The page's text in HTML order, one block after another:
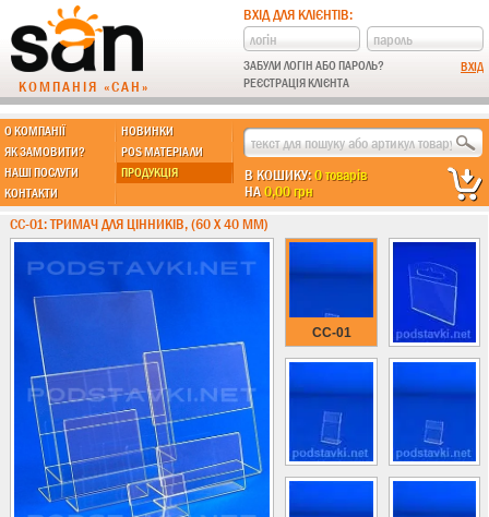
КОМПАНІЯ «САН»
ВХІД ДЛЯ КЛІЄНТІВ:
ЗАБУЛИ ЛОГІН АБО ПАРОЛЬ?
РЕЄСТРАЦІЯ КЛІЄНТА
О КОМПАНІЇ
НОВИНКИ
ЯК ЗАМОВИТИ?
POS МАТЕРІАЛИ
НАШІ ПОСЛУГИ
ПРОДУКЦІЯ
КОНТАКТИ
В КОШИКУ:0 товарів
НА0,00 грн
МЫ ДЕЛАЕМ:
Підставки із пластику
Новинки !!!
Різні підставки
Під поліграфію
Навісні кишені
Менюхолдери
Під мобільні
Під біжутерію
Гірки та подіуми
Під косметику
Під солодке
CC-01: ТРИМАЧ ДЛЯ ЦІННИКІВ, (60 Х 40 ММ)
CC-01